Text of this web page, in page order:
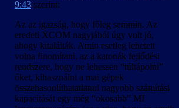
9:43 szerint:
Az az igazság, hogy főleg semmin. Az
eredeti XCOM nagyjából úgy volt jó,
ahogy kitalálták. Amin esetleg lehetett
volna finomítani, az a katonák fejlődési
rendszere, hogy ne lehessen “túltápolni”
őket, kihasználni a mai gépek
összehasonlíthatatlanul nagyobb számítási
kapacitását egy még “okosabb” MI